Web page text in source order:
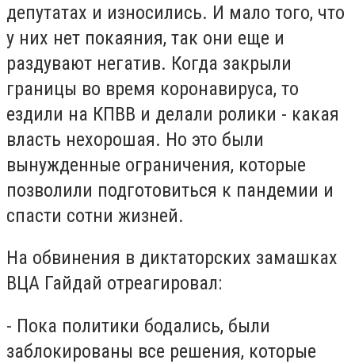
депутатах и износились. И мало того, что
у них нет покаяния, так они еще и
раздувают негатив. Когда закрыли
границы во время коронавируса, то
ездили на КПВВ и делали ролики - какая
власть нехорошая. Но это были
вынужденные ограничения, которые
позволили подготовиться к пандемии и
спасти сотни жизней.
На обвинения в диктаторских замашках
ВЦА Гайдай отреагировал:
- Пока политики бодались, были
заблокированы все решения, которые